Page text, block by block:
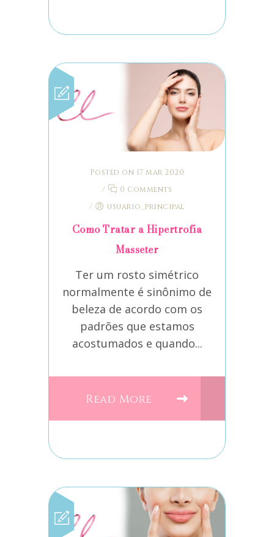
Posted on 17 mar 2020
/
0 Comments
/
usuario_principal
Como Tratar a Hipertrofia
Masseter
Ter um rosto simétrico
normalmente é sinônimo de
beleza de acordo com os
padrões que estamos
acostumados e quando...
Read More